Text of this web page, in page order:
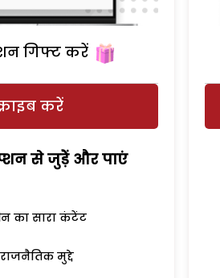
गिफ्ट करें
करें
से जुड़ेें और पाएं
का सारा कंटेंट
मुद्दे